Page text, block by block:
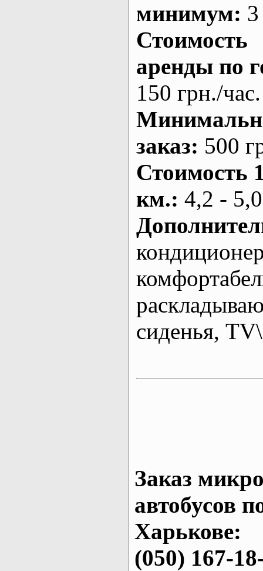
минимум:
Стоимость
аренды по
150 грн./час.
заказ: 500
Стоимость
км.: 4,2 -
сиденья,
Заказ
автобусов
Харькове:
(050) 167-